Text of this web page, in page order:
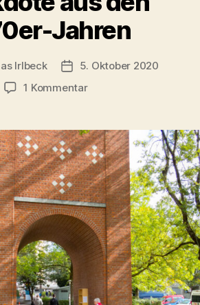
Jahren
Irlbeck Veröffentlichungsdatum
5. Oktober 2020
1 Kommentarzu
–
und
eine
kleine
Anekdote
aus
den
1970er-
Jahren